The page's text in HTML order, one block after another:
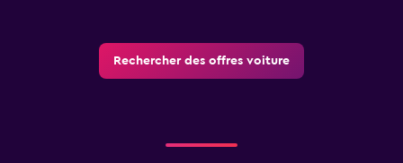
Rechercher des offres voiture